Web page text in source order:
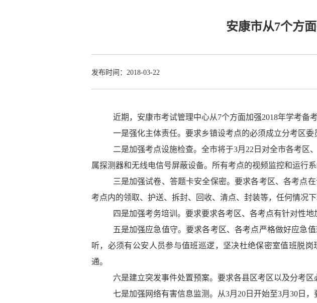
安康市从7个方
发布时间：2018-03-22
近期，安康市考试管理中心从7个方面加强2018年学考备
一是强化主体责任。要求乡镇设考点的必须成立分考区
二是加强考点设施检查。全市将于3月 22 日对全市各考区
属探测器和无线电信号屏蔽设备。所有考点的视频监控和运行
三是加强试卷、答题卡安全保密。要求各考区、各考点
考点内的领取、护送、拆封、回收、清点、封装等，任何情况
四是加强考务培训。要求要求各考区、各考点有针对性
五是加强应急值守。要求各考区、各考点严格做好应急
听，必须有公安人员参与值班巡逻，坚决杜绝保密室值班脱
通。
六是建立突发事件处置预案。要求各县区考区以及分考
七是加强网络有害信息监测。从3月 20 日开始至3月30 日，